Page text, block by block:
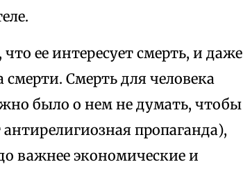
ее интересует смерть, и даже
Смерть для человека
было о нем не думать, чтобы
пропаганда),
важнее экономические и